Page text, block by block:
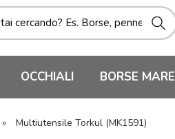
OCCHIALI BORSE MARE
» Multiutensile Torkul (MK1591)